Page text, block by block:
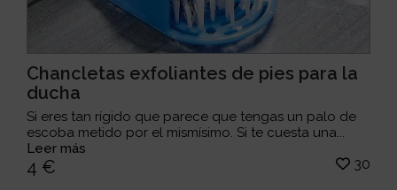
Chancletas exfoliantes de pies para la
ducha
Si eres tan rígido que parece que tengas un palo de
escoba metido por el mismísimo. Si te cuesta una...
Leer más
4 € 30